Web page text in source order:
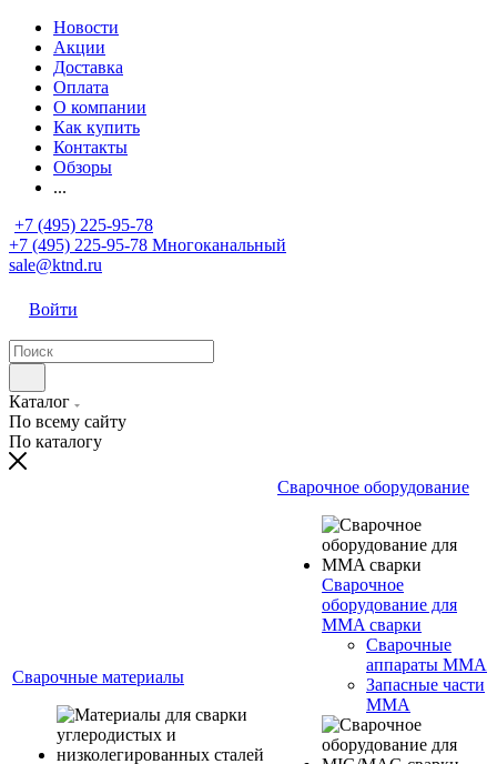
Новости
Акции
Доставка
Оплата
О компании
Как купить
Контакты
Обзоры
...
+7 (495) 225-95-78
+7 (495) 225-95-78 Многоканальный
sale@ktnd.ru
Войти
Каталог
По всему сайту
По каталогу
Сварочные материалы
Сварочное оборудование
Сварочное
оборудование для
MMA сварки
Сварочные
аппараты MMA
Запасные части
MMA